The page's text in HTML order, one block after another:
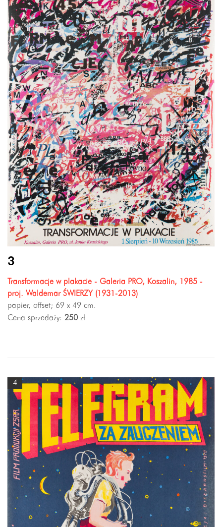
3
Transformacje w plakacie - Galeria PRO, Koszalin, 1985 -
proj. Waldemar ŚWIERZY (1931-2013)
papier, offset; 69 x 49 cm.
Cena sprzedaży: 250 zł
4